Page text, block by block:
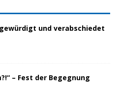
und verabschiedet
– Fest der Begegnung